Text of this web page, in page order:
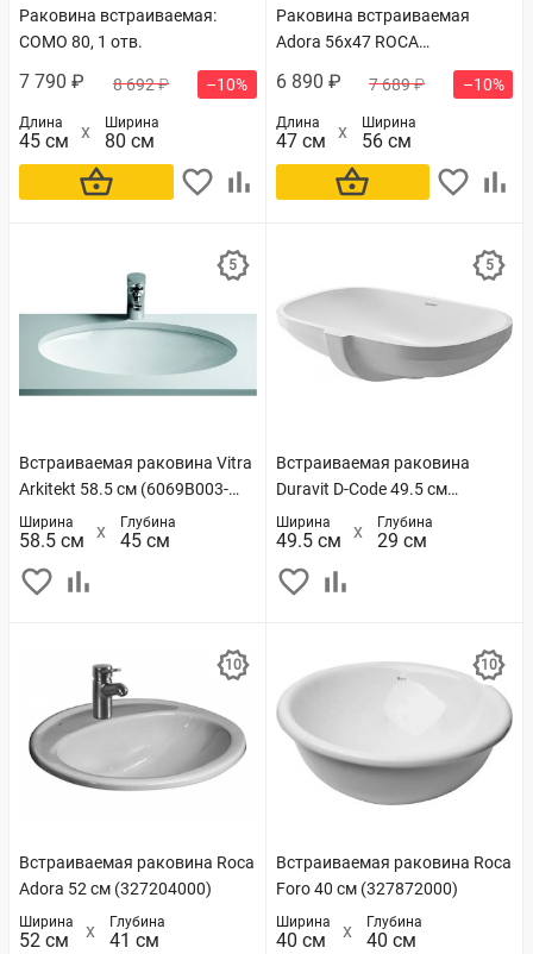
Раковина встраиваемая:
COMO 80, 1 отв.
7 790 ₽ 8 692 ₽ –10%
Длина
45 см
Ширина
80 см
В корзину
Раковина встраиваемая
Adora 56х47 ROCA
6 890 ₽ 7 689 ₽ –10%
Длина
47 см
Ширина
56 см
В корзину
Встраиваемая раковина Vitra
Arkitekt 58.5 см (6069B003-
0012)
Ширина
58.5 см
Глубина
45 см
Встраиваемая раковина
Duravit D-Code 49.5 см
(0338490000)
Ширина
49.5 см
Глубина
29 см
Встраиваемая раковина Roca
Adora 52 см (327204000)
Ширина
52 см
Глубина
41 см
Встраиваемая раковина Roca
Foro 40 см (327872000)
Ширина
40 см
Глубина
40 см